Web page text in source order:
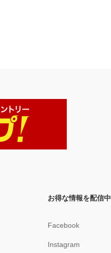
お得な情報を配信中
Facebook
Instagram